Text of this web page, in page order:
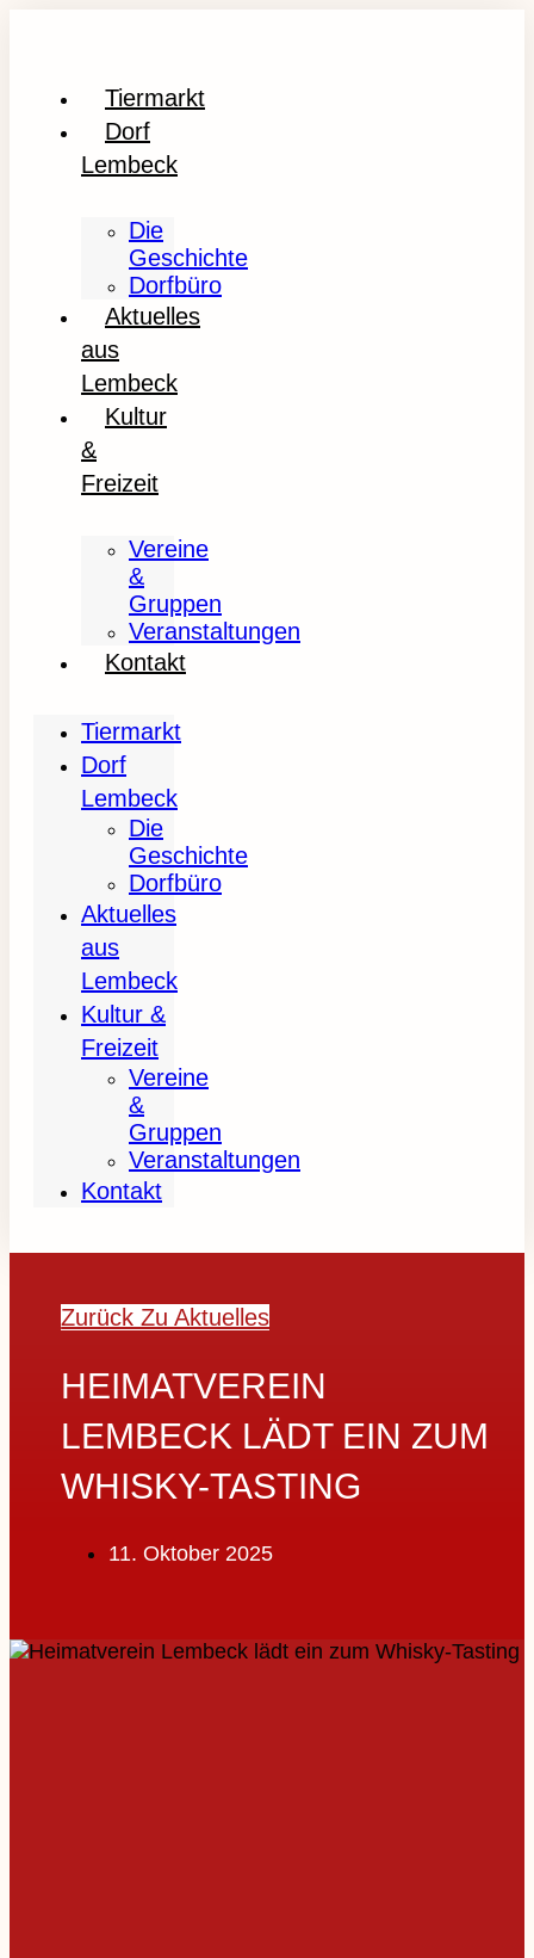
Tiermarkt
Dorf
Lembeck
Die
Geschichte
Dorfbüro
Aktuelles
aus
Lembeck
Kultur
&
Freizeit
Vereine
&
Gruppen
Veranstaltungen
Kontakt
Tiermarkt
Dorf
Lembeck
Die
Geschichte
Dorfbüro
Aktuelles
aus
Lembeck
Kultur &
Freizeit
Vereine
&
Gruppen
Veranstaltungen
Kontakt
Zurück Zu Aktuelles
HEIMATVEREIN
LEMBECK LÄDT EIN ZUM
WHISKY-TASTING
11. Oktober 2025